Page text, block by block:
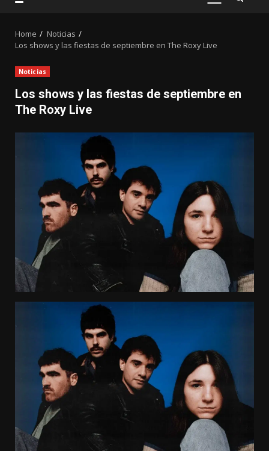
PRIMARY
Home
Noticias
Los shows y las fiestas de septiembre en The Roxy Live
Noticias
Los shows y las fiestas de septiembre en
The Roxy Live